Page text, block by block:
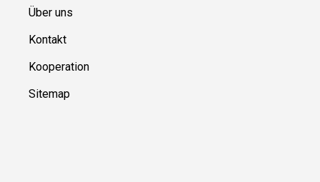
Über uns
Kontakt
Kooperation
Sitemap